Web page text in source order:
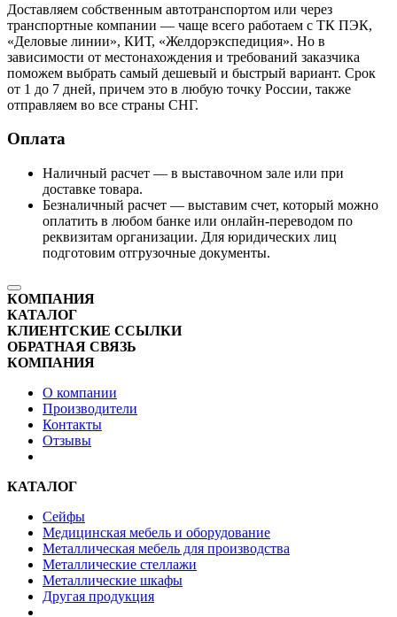
Доставляем собственным автотранспортом или через
транспортные компании — чаще всего работаем с ТК ПЭК,
«Деловые линии», КИТ, «Желдорэкспедиция». Но в
зависимости от местонахождения и требований заказчика
поможем выбрать самый дешевый и быстрый вариант. Срок
от 1 до 7 дней, причем это в любую точку России, также
отправляем во все страны СНГ.
Оплата
Наличный расчет — в выставочном зале или при
доставке товара.
Безналичный расчет — выставим счет, который можно
оплатить в любом банке или онлайн-переводом по
реквизитам организации. Для юридических лиц
подготовим отгрузочные документы.
КОМПАНИЯ
КАТАЛОГ
КЛИЕНТСКИЕ ССЫЛКИ
ОБРАТНАЯ СВЯЗЬ
КОМПАНИЯ
О компании
Производители
Контакты
Отзывы
КАТАЛОГ
Сейфы
Медицинская мебель и оборудование
Металлическая мебель для производства
Металлические стеллажи
Металлические шкафы
Другая продукция